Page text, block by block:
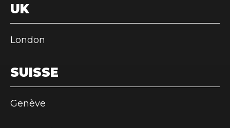
UK
London
SUISSE
Genève